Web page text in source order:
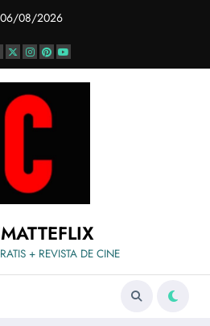
06/08/2026
+ REVISTA DE CINE